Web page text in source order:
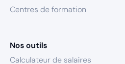
Centres de formation
Nos outils
Calculateur de salaires